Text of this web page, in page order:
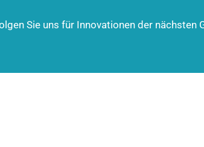
Sie uns für Innovationen der nächsten